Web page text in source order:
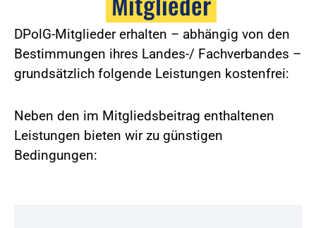
DPolG-Mitglieder erhalten – abhängig von den
Bestimmungen ihres Landes-/ Fachverbandes –
grundsätzlich folgende Leistungen kostenfrei:
Neben den im Mitgliedsbeitrag enthaltenen
Leistungen bieten wir zu günstigen
Bedingungen: